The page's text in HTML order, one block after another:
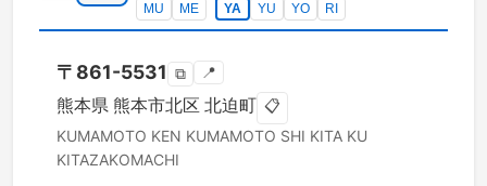
MU
ME YA YU YO RI
〒 861-5531 ⧉ 📍
熊本県 熊本市北区 北迫町 📋
KUMAMOTO KEN KUMAMOTO SHI KITA KU
KITAZAKOMACHI